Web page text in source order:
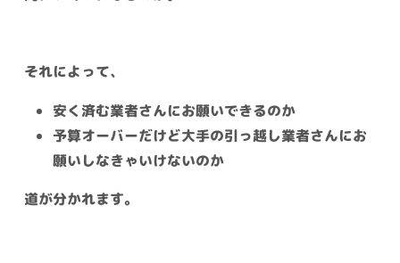
それによって、
安く済む業者さんにお願いできるのか
予算オーバーだけど大手の引っ越し業者さんにお
願いしなきゃいけないのか
道が分かれます。